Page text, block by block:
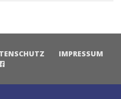
IMPRESSUM